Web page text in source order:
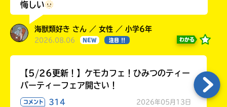
悔しい
海獣類好き さん ／ 女性 ／ 小学6年
2026.08.06 NEW 注目 !! わかる
【5/26更新！】ケモカフェ！ひみつのティー
パーティーフェア開さい！
コメント 314 2026年05月13日